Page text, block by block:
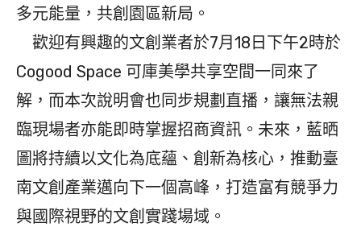
多元能量，共創園區新局。
歡迎有興趣的文創業者於7月18日下午2時於
Cogood Space 可庫美學共享空間一同來了
解，而本次說明會也同步規劃直播，讓無法親
臨現場者亦能即時掌握招商資訊。未來，藍晒
圖將持續以文化為底蘊、創新為核心，推動臺
南文創產業邁向下一個高峰，打造富有競爭力
與國際視野的文創實踐場域。